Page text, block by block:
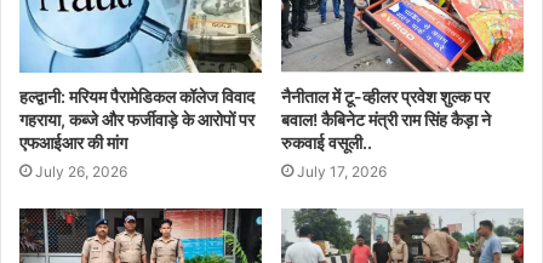
हल्द्वानी: मरियम पैरामेडिकल कॉलेज विवाद
गहराया, कब्जे और फर्जीवाड़े के आरोपों पर
एफआईआर की मांग
July 26, 2026
नैनीताल में टू-व्हीलर प्रवेश शुल्क पर
बवाल! कैबिनेट मंत्री राम सिंह कैड़ा ने
रुकवाई वसूली..
July 17, 2026